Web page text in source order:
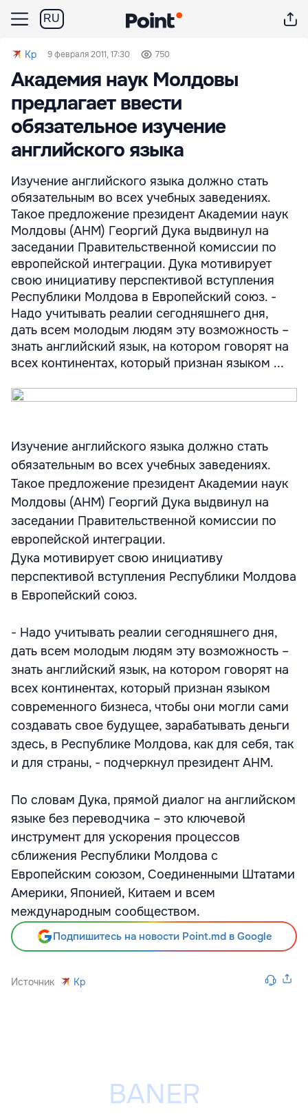
RU
Kp 9 февраля 2011, 17:30 750
Академия наук Молдовы
предлагает ввести
обязательное изучение
английского языка
Изучение английского языка должно стать
обязательным во всех учебных заведениях.
Такое предложение президент Академии наук
Молдовы (АНМ) Георгий Дука выдвинул на
заседании Правительственной комиссии по
европейской интеграции. Дука мотивирует
свою инициативу перспективой вступления
Республики Молдова в Европейский союз. -
Надо учитывать реалии сегодняшнего дня,
дать всем молодым людям эту возможность –
знать английский язык, на котором говорят на
всех континентах, который признан языком ...
Изучение английского языка должно стать
обязательным во всех учебных заведениях.
Такое предложение президент Академии наук
Молдовы (АНМ) Георгий Дука выдвинул на
заседании Правительственной комиссии по
европейской интеграции.
Дука мотивирует свою инициативу
перспективой вступления Республики Молдова
в Европейский союз.
- Надо учитывать реалии сегодняшнего дня,
дать всем молодым людям эту возможность –
знать английский язык, на котором говорят на
всех континентах, который признан языком
современного бизнеса, чтобы они могли сами
создавать свое будущее, зарабатывать деньги
здесь, в Республике Молдова, как для себя, так
и для страны, - подчеркнул президент АНМ.
По словам Дука, прямой диалог на английском
языке без переводчика – это ключевой
инструмент для ускорения процессов
сближения Республики Молдова с
Европейским союзом, Соединенными Штатами
Америки, Японией, Китаем и всем
международным сообществом.
Подпишитесь на новости Point.md в Google
Источник Kp